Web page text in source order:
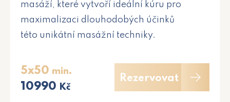
masáží, které vytvoří ideální kúru pro
maximalizaci dlouhodobých účinků
této unikátní masážní techniky.
5x50 min.
10990 Kč
Rezervovat